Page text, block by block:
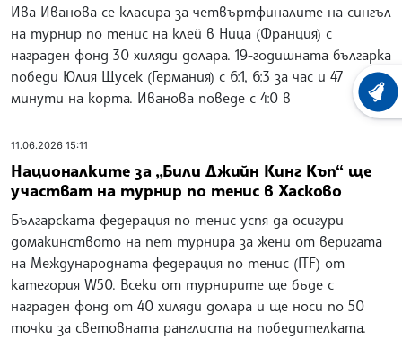
Ива Иванова се класира за четвъртфиналите на сингъл
на турнир по тенис на клей в Ница (Франция) с
награден фонд 30 хиляди долара. 19-годишната българка
победи Юлия Щусек (Германия) с 6:1, 6:3 за час и 47
минути на корта. Иванова поведе с 4:0 в
11.06.2026 15:11
Националките за „Били Джийн Кинг Къп“ ще
участват на турнир по тенис в Хасково
Българската федерация по тенис успя да осигури
домакинството на пет турнира за жени от веригата
на Международната федерация по тенис (ITF) от
категория W50. Всеки от турнирите ще бъде с
награден фонд от 40 хиляди долара и ще носи по 50
точки за световната ранглиста на победителката.